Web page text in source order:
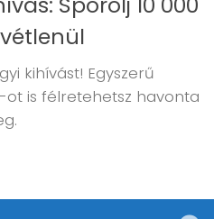
kihívást! Egyszerű
ot is félretehetsz havonta